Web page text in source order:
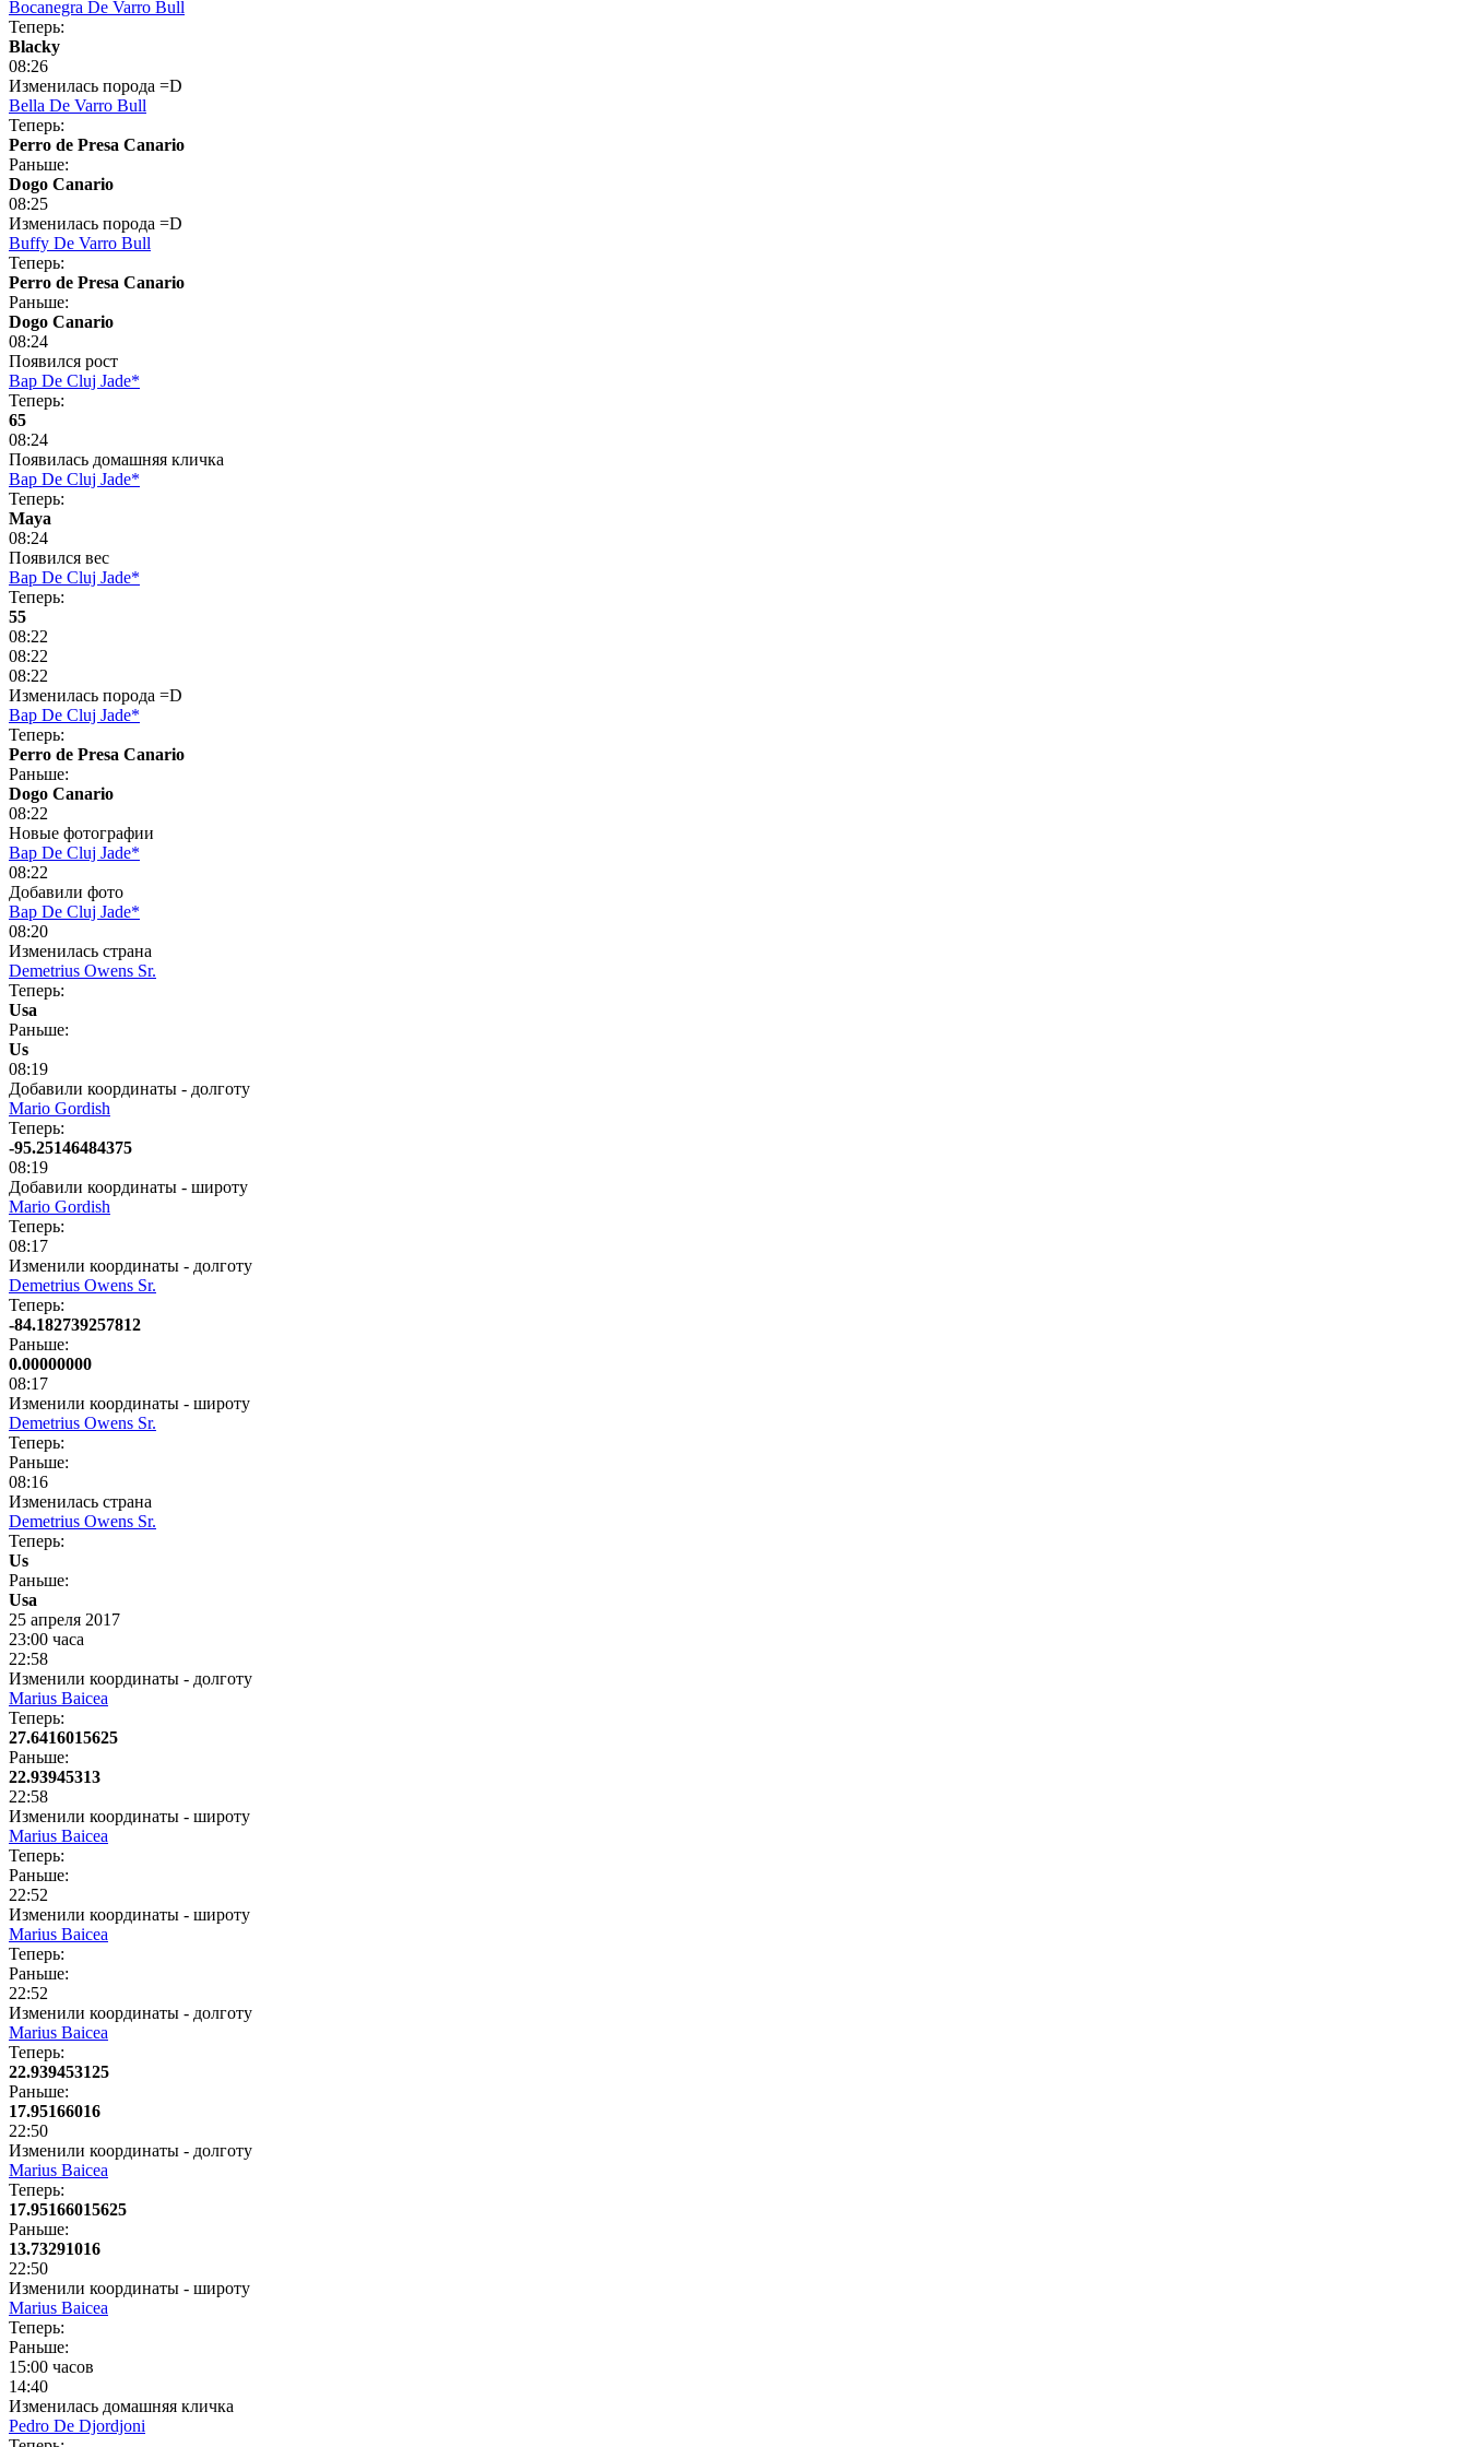
Bocanegra De Varro Bull
Теперь:
Blacky
08:26
Изменилась порода =D
Bella De Varro Bull
Теперь:
Perro de Presa Canario
Раньше:
Dogo Сanario
08:25
Изменилась порода =D
Buffy De Varro Bull
Теперь:
Perro de Presa Canario
Раньше:
Dogo Сanario
08:24
Появился рост
Bap De Cluj Jade*
Теперь:
65
08:24
Появилась домашняя кличка
Bap De Cluj Jade*
Теперь:
Maya
08:24
Появился вес
Bap De Cluj Jade*
Теперь:
55
08:22
08:22
08:22
Изменилась порода =D
Bap De Cluj Jade*
Теперь:
Perro de Presa Canario
Раньше:
Dogo Сanario
08:22
Новые фотографии
Bap De Cluj Jade*
08:22
Добавили фото
Bap De Cluj Jade*
08:20
Изменилась страна
Demetrius Owens Sr.
Теперь:
Usa
Раньше:
Us
08:19
Добавили координаты - долготу
Mario Gordish
Теперь:
-95.25146484375
08:19
Добавили координаты - широту
Mario Gordish
Теперь:
08:17
Изменили координаты - долготу
Demetrius Owens Sr.
Теперь:
-84.182739257812
Раньше:
0.00000000
08:17
Изменили координаты - широту
Demetrius Owens Sr.
Теперь:
Раньше:
08:16
Изменилась страна
Demetrius Owens Sr.
Теперь:
Us
Раньше:
Usa
25 апреля 2017
23:00 часа
22:58
Изменили координаты - долготу
Marius Baicea
Теперь:
27.6416015625
Раньше:
22.93945313
22:58
Изменили координаты - широту
Marius Baicea
Теперь:
Раньше:
22:52
Изменили координаты - широту
Marius Baicea
Теперь:
Раньше:
22:52
Изменили координаты - долготу
Marius Baicea
Теперь:
22.939453125
Раньше:
17.95166016
22:50
Изменили координаты - долготу
Marius Baicea
Теперь:
17.95166015625
Раньше:
13.73291016
22:50
Изменили координаты - широту
Marius Baicea
Теперь:
Раньше:
15:00 часов
14:40
Изменилась домашняя кличка
Pedro De Djordjoni